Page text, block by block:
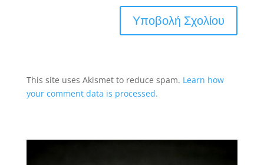
This site uses Akismet to reduce spam. Learn how
your comment data is processed.